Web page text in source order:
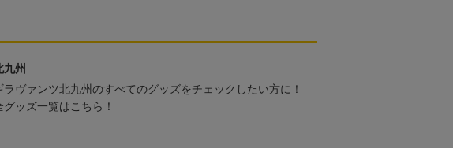
九州
ラヴァンツ北九州のすべてのグッズをチェックしたい方に！
グッズ一覧はこちら！